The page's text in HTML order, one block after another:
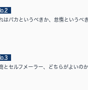
はバカというべきか、怠惰というべ
とセルフメーラー、どちらがよいの